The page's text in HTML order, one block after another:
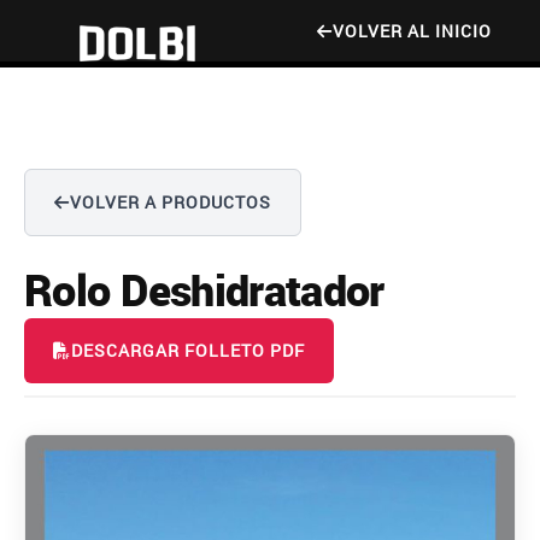
VOLVER AL INICIO
VOLVER A PRODUCTOS
Rolo Deshidratador
DESCARGAR FOLLETO PDF